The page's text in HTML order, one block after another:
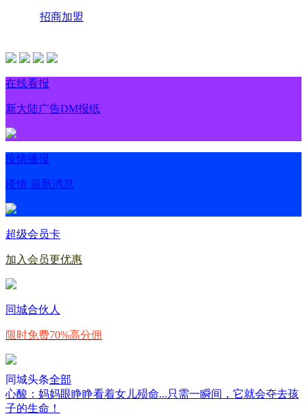
招商加盟
在线看报
新大陆广告DM报纸
疫情播报
疫情 最新消息
超级会员卡
加入会员更优惠
同城合伙人
限时免费70%高分佣
同城头条全部
心酸：妈妈眼睁睁看着女儿殒命...只需一瞬间，它就会夺去孩
子的生命！